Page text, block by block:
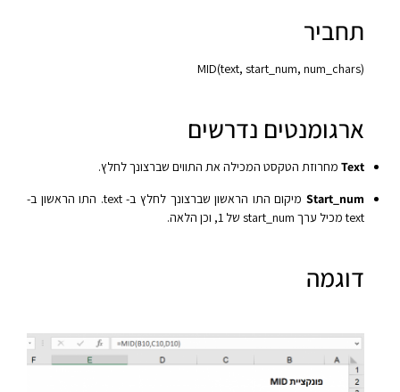
תחביר
MID(text, start_num, num_chars)‎
ארגומנטים נדרשים
Text מחרוזת הטקסט המכילה את התווים שברצונך לחלץ.
Start_num
מיקום התו הראשון שברצונך לחלץ ב- text. התו הראשון ב-
text מכיל ערך start_num של 1, וכן הלאה.
דוגמה